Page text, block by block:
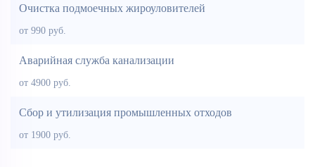
Очистка подмоечных жироуловителей
от 990 руб.
Аварийная служба канализации
от 4900 руб.
Сбор и утилизация промышленных отходов
от 1900 руб.